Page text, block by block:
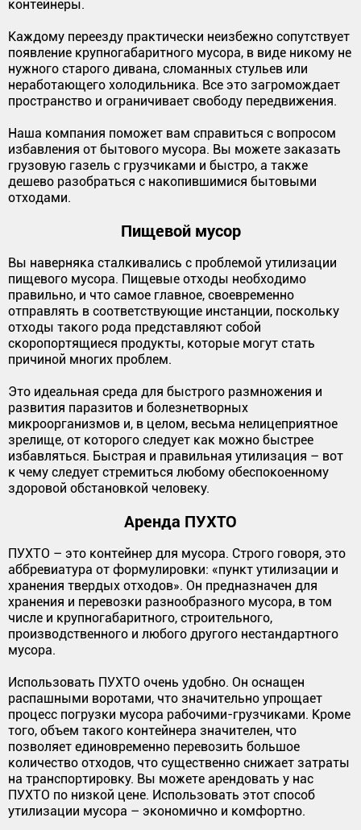
контейнеры.
Каждому переезду практически неизбежно сопутствует
появление крупногабаритного мусора, в виде никому не
нужного старого дивана, сломанных стульев или
неработающего холодильника. Все это загромождает
пространство и ограничивает свободу передвижения.
Наша компания поможет вам справиться с вопросом
избавления от бытового мусора. Вы можете заказать
грузовую газель с грузчиками и быстро, а также
дешево разобраться с накопившимися бытовыми
отходами.
Пищевой мусор
Вы наверняка сталкивались с проблемой утилизации
пищевого мусора. Пищевые отходы необходимо
правильно, и что самое главное, своевременно
отправлять в соответствующие инстанции, поскольку
отходы такого рода представляют собой
скоропортящиеся продукты, которые могут стать
причиной многих проблем.
Это идеальная среда для быстрого размножения и
развития паразитов и болезнетворных
микроорганизмов и, в целом, весьма нелицеприятное
зрелище, от которого следует как можно быстрее
избавляться. Быстрая и правильная утилизация – вот
к чему следует стремиться любому обеспокоенному
здоровой обстановкой человеку.
Аренда ПУХТО
ПУХТО – это контейнер для мусора. Строго говоря, это
аббревиатура от формулировки: «пункт утилизации и
хранения твердых отходов». Он предназначен для
хранения и перевозки разнообразного мусора, в том
числе и крупногабаритного, строительного,
производственного и любого другого нестандартного
мусора.
Использовать ПУХТО очень удобно. Он оснащен
распашными воротами, что значительно упрощает
процесс погрузки мусора рабочими-грузчиками. Кроме
того, объем такого контейнера значителен, что
позволяет единовременно перевозить большое
количество отходов, что существенно снижает затраты
на транспортировку. Вы можете арендовать у нас
ПУХТО по низкой цене. Использовать этот способ
утилизации мусора – экономично и комфортно.